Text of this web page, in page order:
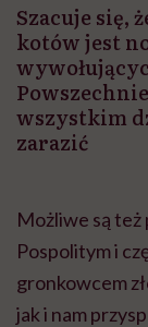
Szacuje się,
kotów jest
wszystkim
zarazić
Możliwe są
Pospolitymi
gronkowcem
jak i nam